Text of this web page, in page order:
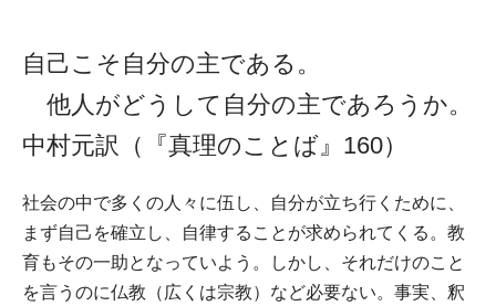
自己こそ自分の主である。
他人がどうして自分の主であろうか。
中村元訳（『真理のことば』160）
社会の中で多くの人々に伍し、自分が立ち行くために、
まず自己を確立し、自律することが求められてくる。教
育もその一助となっていよう。しかし、それだけのこと
を言うのに仏教（広くは宗教）など必要ない。事実、釈